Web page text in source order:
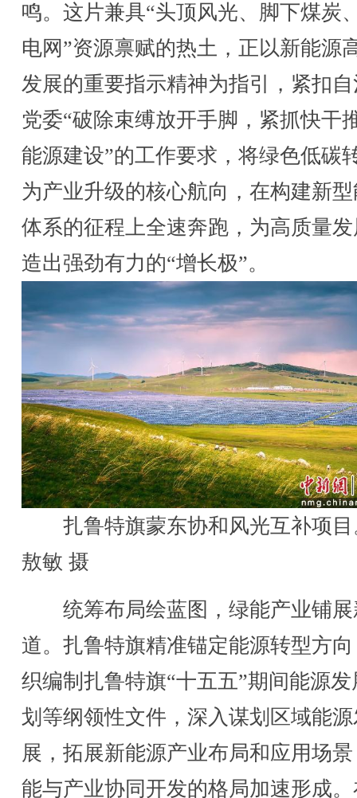
鸣。这片兼具“头顶风光、脚下煤炭
电网”资源禀赋的热土，正以新能源
发展的重要指示精神为指引，紧扣
党委“破除束缚放开手脚，紧抓快干
能源建设”的工作要求，将绿色低碳
为产业升级的核心航向，在构建新
体系的征程上全速奔跑，为高质量
造出强劲有力的“增长极”。
扎鲁特旗蒙东协和风光互补项
敖敏 摄
统筹布局绘蓝图，绿能产业铺展
道。扎鲁特旗精准锚定能源转型方
织编制扎鲁特旗“十五五”期间能源发
划等纲领性文件，深入谋划区域能
展，拓展新能源产业布局和应用场
能与产业协同开发的格局加速形成